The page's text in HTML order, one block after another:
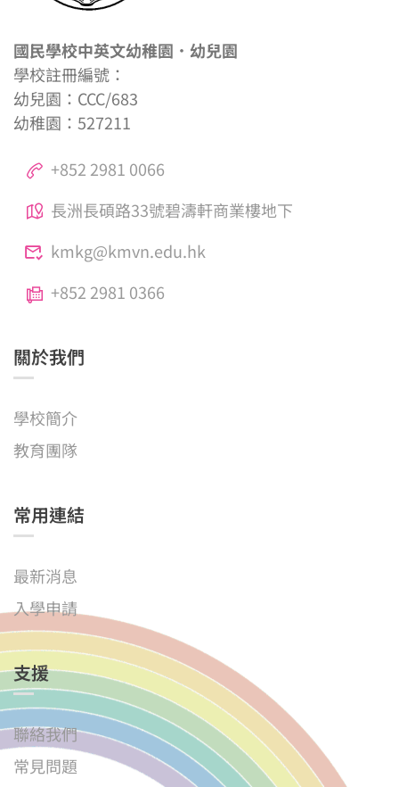
國民學校中英文幼稚園．幼兒園
學校註冊編號：
幼兒園：CCC/683
幼稚園：527211
+852 2981 0066
長洲長碩路33號碧濤軒商業樓地下
kmkg@kmvn.edu.hk
+852 2981 0366
關於我們
學校簡介
教育團隊
常用連結
最新消息
入學申請
支援
聯絡我們
常見問題